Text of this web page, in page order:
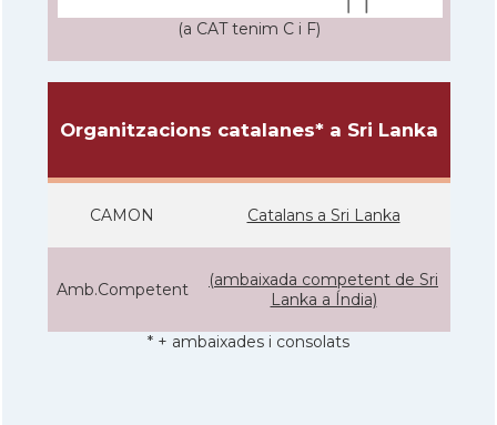
(a CAT tenim C i F)
Organitzacions catalanes* a Sri Lanka
CAMON Catalans a Sri Lanka
Amb.Competent
(ambaixada competent de Sri
Lanka a Índia)
* + ambaixades i consolats